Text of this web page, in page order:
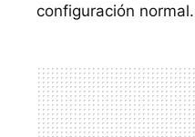
configuración normal.